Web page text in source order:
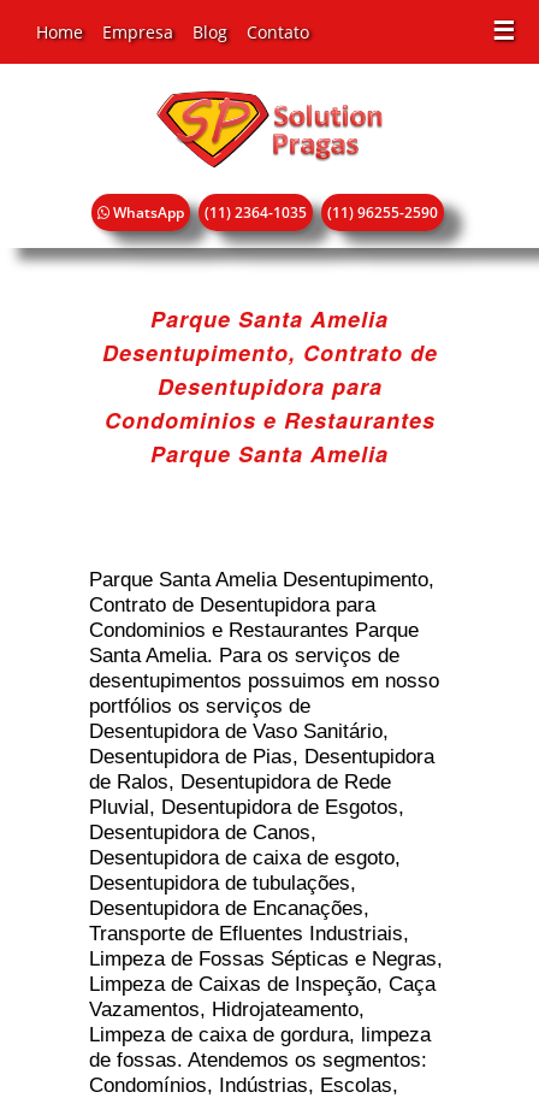
☰
Home Empresa Blog Contato
WhatsApp (11) 2364-1035 (11) 96255-2590
Parque Santa Amelia
Desentupimento, Contrato de
Desentupidora para
Condominios e Restaurantes
Parque Santa Amelia
Parque Santa Amelia Desentupimento,
Contrato de Desentupidora para
Condominios e Restaurantes Parque
Santa Amelia. Para os serviços de
desentupimentos possuimos em nosso
portfólios os serviços de
Desentupidora de Vaso Sanitário,
Desentupidora de Pias, Desentupidora
de Ralos, Desentupidora de Rede
Pluvial, Desentupidora de Esgotos,
Desentupidora de Canos,
Desentupidora de caixa de esgoto,
Desentupidora de tubulações,
Desentupidora de Encanações,
Transporte de Efluentes Industriais,
Limpeza de Fossas Sépticas e Negras,
Limpeza de Caixas de Inspeção, Caça
Vazamentos, Hidrojateamento,
Limpeza de caixa de gordura, limpeza
de fossas. Atendemos os segmentos:
Condomínios, Indústrias, Escolas,